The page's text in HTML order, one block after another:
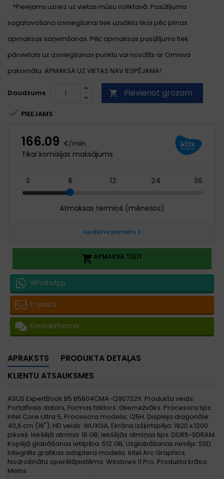
*Pieejams uzreiz uz vietas mūsu noliktavā. Pasūtījuma
sagatavošana izsniegšanai tiek uzsākta tikai pēc pilnas
apmaksas saņemšanas. Pēc apmaksas pasūtījums tiek
pārvietots uz izsniegšanas punktu vai nosūtīts ar Omniva
pakomātu. APMAKSA UZ VIETAS NAV IESPĒJAMA!
Daudzums  Pievienot grozam
 PIEEJAMS
APMAKSĀ TŪLĪT
WhatsApp
E-pasts
Kontaktforma
APRAKSTS
PRODUKTA DETAĻAS
KLIENTU ATSAUKSMES
ASUS ExpertBook B5 B5604CMA-Q90732X. Produkta veids:
Portatīvais dators, Formas faktors: Gliemežvāks. Procesora tips:
Intel Core Ultra 5, Procesora modelis: 125H. Displeja diagonāle:
40,6 cm (16"), HD veids: WUXGA, Ekrāna izšķirtspēja: 1920 x 1200
pikseļi. Iekšējā atmiņa: 16 GB, Iekšējās atmiņas tips: DDR5-SDRAM.
Kopējā glabāšanas ietilpība: 512 GB, Uzglabāšanas nesējs: SSD.
Integrēts grafikas adaptera modelis: Intel Arc Graphics.
Nodrošināta operētājsistēma: Windows 11 Pro. Produkta krāsa:
Melns